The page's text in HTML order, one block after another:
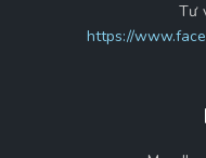
Tư
https://